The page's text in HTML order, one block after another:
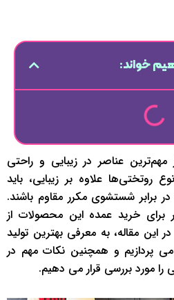
خواند:
عناصر در زیبایی و راحتی
روتختی‌ها علاوه بر زیبایی، باید
در برابر شستشوی مکرر مقاوم باشند.
برای خرید عمده این محصولات از
این مقاله، به معرفی بهترین تولید
پردازیم و همچنین نکات مهم در
را مورد بررسی قرار می دهیم.